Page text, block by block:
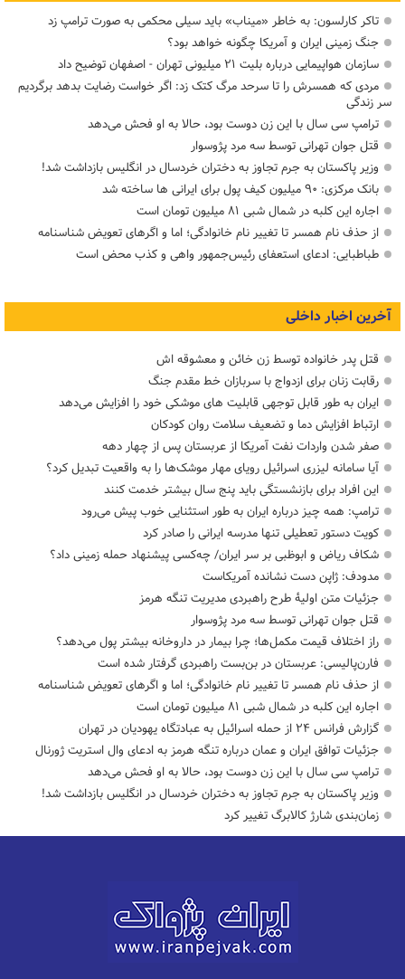
تاکر کارلسون: به خاطر «میناب» باید سیلی محکمی به صورت ترامپ زد
جنگ زمینی ایران و آمریکا چگونه خواهد بود؟
سازمان هواپیمایی درباره بلیت ۲۱ میلیونی تهران - اصفهان توضیح داد
مردی که همسرش را تا سرحد مرگ کتک زد: اگر خواست رضایت بدهد برگردیم
سر زندگی
ترامپ سی سال با این زن دوست بود، حالا به او فحش می‌دهد
قتل جوان تهرانی توسط سه مرد پژوسوار
وزیر پاکستان به جرم تجاوز به دختران خردسال در انگلیس بازداشت شد!
بانک مرکزی: ۹۰ میلیون کیف پول برای ایرانی ها ساخته شد
اجاره این کلبه در شمال شبی ۸۱ میلیون تومان است
از حذف نام همسر تا تغییر نام خانوادگی؛ اما و اگرهای تعویض شناسنامه
طباطبایی: ادعای استعفای رئیس‌جمهور واهی و کذب محض است
آخرین اخبار داخلی
قتل پدر خانواده توسط زن خائن و معشوقه اش
رقابت زنان برای ازدواج با سربازان خط مقدم جنگ
ایران به طور قابل توجهی قابلیت های موشکی خود را افزایش می‌دهد
ارتباط افزایش دما و تضعیف سلامت روان کودکان
صفر شدن واردات نفت آمریکا از عربستان پس از چهار دهه
آیا سامانه لیزری اسرائیل رویای مهار موشک‌ها را به واقعیت تبدیل کرد؟
این افراد برای بازنشستگی باید پنج سال بیشتر خدمت کنند
ترامپ: همه چیز درباره ایران به طور استثنایی خوب پیش می‌رود
کویت دستور تعطیلی تنها مدرسه ایرانی را صادر کرد
شکاف ریاض و ابوظبی بر سر ایران/ چه‌کسی پیشنهاد حمله زمینی داد؟
مدودف: ژاپن دست نشانده آمریکاست
جزئیات متن اولیۀ طرح راهبردی مدیریت تنگه هرمز
قتل جوان تهرانی توسط سه مرد پژوسوار
راز اختلاف قیمت مکمل‌ها؛ چرا بیمار در داروخانه بیشتر پول می‌دهد؟
فارن‌پالیسی: عربستان در بن‌بست راهبردی گرفتار شده است
از حذف نام همسر تا تغییر نام خانوادگی؛ اما و اگرهای تعویض شناسنامه
اجاره این کلبه در شمال شبی ۸۱ میلیون تومان است
گزارش فرانس ۲۴ از حمله اسرائیل به عبادتگاه یهودیان در تهران
جزئیات توافق ایران و عمان درباره تنگه هرمز به ادعای وال استریت ژورنال
ترامپ سی سال با این زن دوست بود، حالا به او فحش می‌دهد
وزیر پاکستان به جرم تجاوز به دختران خردسال در انگلیس بازداشت شد!
زمان‌بندی شارژ کالابرگ تغییر کرد